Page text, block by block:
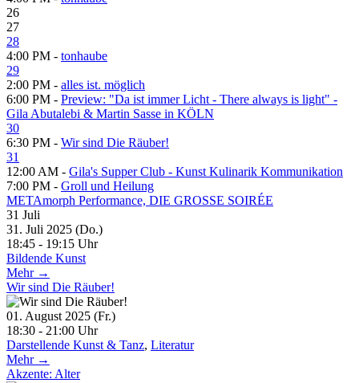
26
27
28
4:00 PM - tonhaube
29
2:00 PM - alles ist. möglich
6:00 PM - Preview: "Da ist immer Licht - There always is light" -
Gila Abutalebi & Martin Sasse in KÖLN
30
6:30 PM - Wir sind Die Räuber!
31
12:00 AM - Gila's Supper Club - Kunst Kulinarik Kommunikation
7:00 PM - Groll und Heilung
METAmorph Performance, DIE GROSSE SOIRÉE
31 Juli
31. Juli 2025 (Do.)
18:45 - 19:15 Uhr
Bildende Kunst
Mehr →
Wir sind Die Räuber!
01. August 2025 (Fr.)
18:30 - 21:00 Uhr
Darstellende Kunst & Tanz, Literatur
Mehr →
Akzente: Alter